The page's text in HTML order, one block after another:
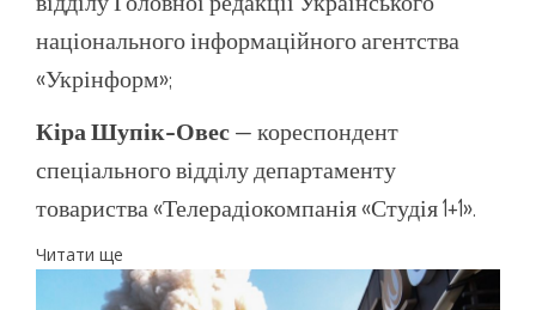
національного інформаційного агентства
«Укрінформ»;
Кіра Шупік-Овес— кореспондент
спеціального відділу департаменту
товариства «Телерадіокомпанія «Студія 1+1».
Читати ще